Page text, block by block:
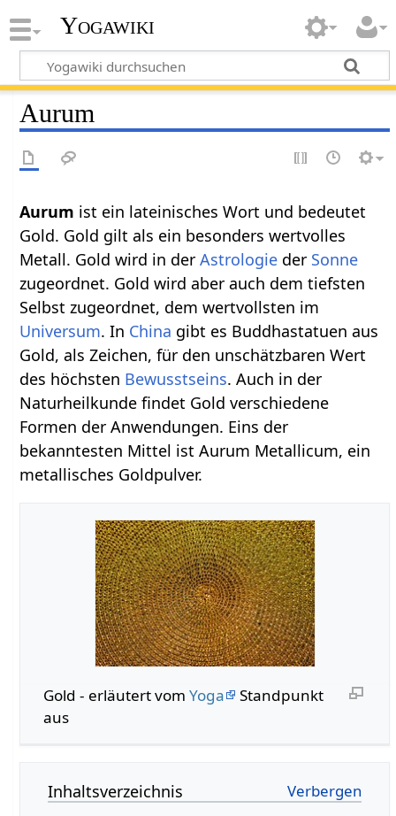
Yogawiki
Aurum
Aurum ist ein lateinisches Wort und bedeutet
Gold. Gold gilt als ein besonders wertvolles
Metall. Gold wird in derAstrologie der Sonne
zugeordnet. Gold wird aber auch dem tiefsten
Selbst zugeordnet, dem wertvollsten im
Universum. In China gibt es Buddhastatuen aus
Gold, als Zeichen, für den unschätzbaren Wert
des höchsten Bewusstseins. Auch in der
Naturheilkunde findet Gold verschiedene
Formen der Anwendungen. Eins der
bekanntesten Mittel ist Aurum Metallicum, ein
metallisches Goldpulver.
Gold - erläutert vom Yoga
Standpunkt
aus
Inhaltsverzeichnis